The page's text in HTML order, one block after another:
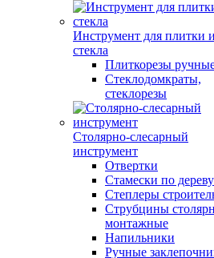
Инструмент для плитки и
стекла
Плиткорезы
Стеклодомкраты,
стеклорезы
Столярно-слесарный
инструмент
Отвертки
Стамески по дереву
Степлеры
Струбцины
монтажные
Напильники
Ручные